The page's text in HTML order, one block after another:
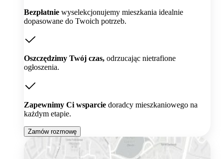
Bezpłatnie wyselekcjonujemy mieszkania idealnie
dopasowane do Twoich potrzeb.
Oszczędzimy Twój czas, odrzucając nietrafione
ogłoszenia.
Zapewnimy Ci wsparcie doradcy mieszkaniowego na
każdym etapie.
Zamów rozmowę